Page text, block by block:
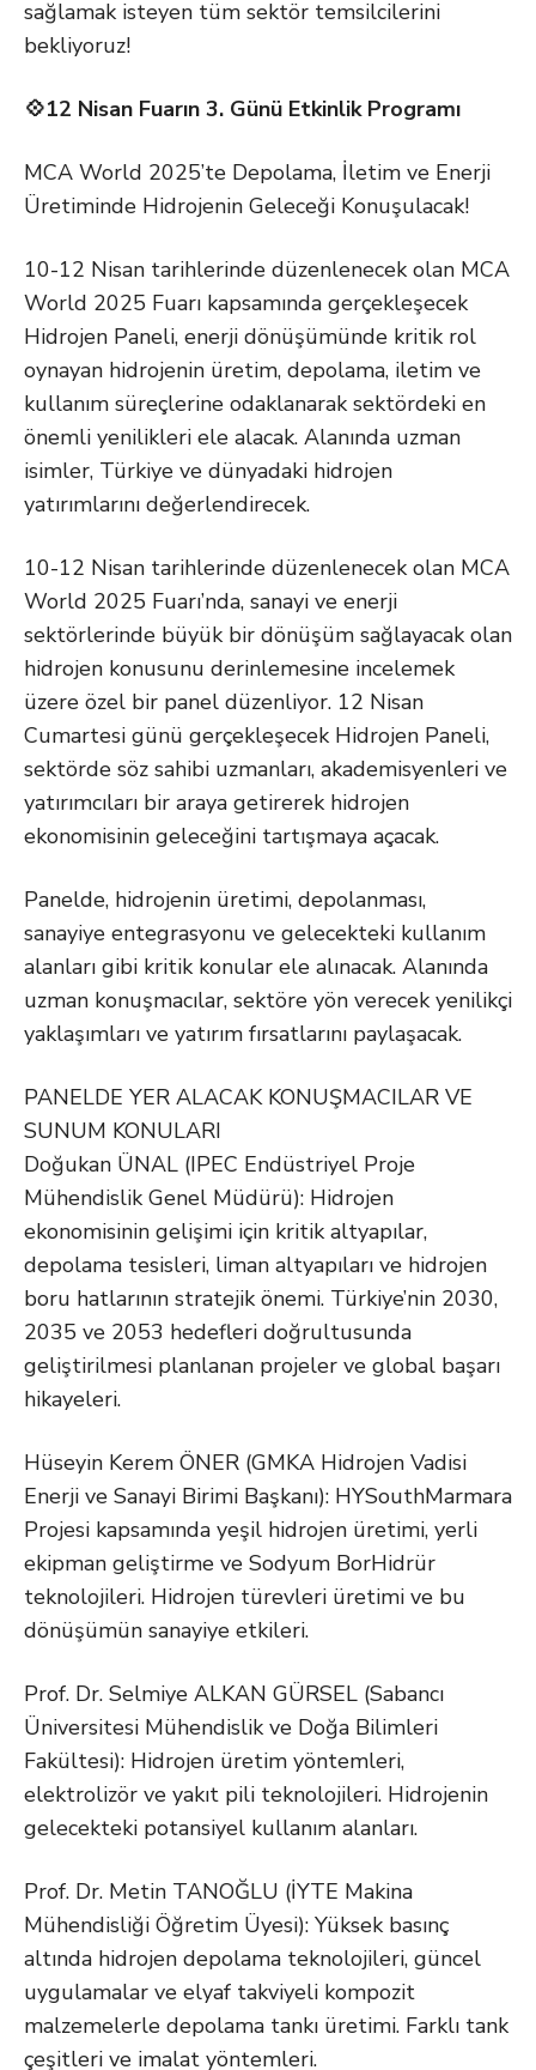
sağlamak isteyen tüm sektör temsilcilerini
bekliyoruz!
💠12 Nisan Fuarın 3. Günü Etkinlik Programı
MCA World 2025’te Depolama, İletim ve Enerji
Üretiminde Hidrojenin Geleceği Konuşulacak!
10-12 Nisan tarihlerinde düzenlenecek olan MCA
World 2025 Fuarı kapsamında gerçekleşecek
Hidrojen Paneli, enerji dönüşümünde kritik rol
oynayan hidrojenin üretim, depolama, iletim ve
kullanım süreçlerine odaklanarak sektördeki en
önemli yenilikleri ele alacak. Alanında uzman
isimler, Türkiye ve dünyadaki hidrojen
yatırımlarını değerlendirecek.
10-12 Nisan tarihlerinde düzenlenecek olan MCA
World 2025 Fuarı’nda, sanayi ve enerji
sektörlerinde büyük bir dönüşüm sağlayacak olan
hidrojen konusunu derinlemesine incelemek
üzere özel bir panel düzenliyor. 12 Nisan
Cumartesi günü gerçekleşecek Hidrojen Paneli,
sektörde söz sahibi uzmanları, akademisyenleri ve
yatırımcıları bir araya getirerek hidrojen
ekonomisinin geleceğini tartışmaya açacak.
Panelde, hidrojenin üretimi, depolanması,
sanayiye entegrasyonu ve gelecekteki kullanım
alanları gibi kritik konular ele alınacak. Alanında
uzman konuşmacılar, sektöre yön verecek yenilikçi
yaklaşımları ve yatırım fırsatlarını paylaşacak.
PANELDE YER ALACAK KONUŞMACILAR VE
SUNUM KONULARI
Doğukan ÜNAL (IPEC Endüstriyel Proje
Mühendislik Genel Müdürü): Hidrojen
ekonomisinin gelişimi için kritik altyapılar,
depolama tesisleri, liman altyapıları ve hidrojen
boru hatlarının stratejik önemi. Türkiye’nin 2030,
2035 ve 2053 hedefleri doğrultusunda
geliştirilmesi planlanan projeler ve global başarı
hikayeleri.
Hüseyin Kerem ÖNER (GMKA Hidrojen Vadisi
Enerji ve Sanayi Birimi Başkanı): HYSouthMarmara
Projesi kapsamında yeşil hidrojen üretimi, yerli
ekipman geliştirme ve Sodyum BorHidrür
teknolojileri. Hidrojen türevleri üretimi ve bu
dönüşümün sanayiye etkileri.
Prof. Dr. Selmiye ALKAN GÜRSEL (Sabancı
Üniversitesi Mühendislik ve Doğa Bilimleri
Fakültesi): Hidrojen üretim yöntemleri,
elektrolizör ve yakıt pili teknolojileri. Hidrojenin
gelecekteki potansiyel kullanım alanları.
Prof. Dr. Metin TANOĞLU (İYTE Makina
Mühendisliği Öğretim Üyesi): Yüksek basınç
altında hidrojen depolama teknolojileri, güncel
uygulamalar ve elyaf takviyeli kompozit
malzemelerle depolama tankı üretimi. Farklı tank
çeşitleri ve imalat yöntemleri.